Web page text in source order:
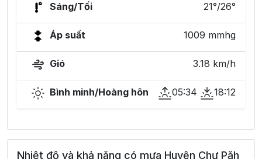
Sáng/Tối 21°/26°
Áp suất 1009 mmhg
Gió 3.18 km/h
Bình minh/Hoàng hôn 05:34 18:12
Nhiệt độ và khả năng có mưa Huyện Chư Păh